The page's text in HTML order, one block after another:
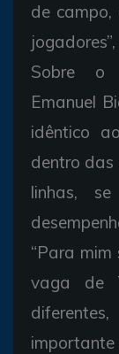
de campo,
Sobre o
Emanuel
idêntico
dentro das
linhas,
“Para
vaga de
importante